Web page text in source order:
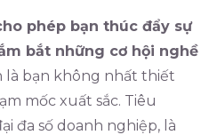
phép bạn thúc đẩy sự
bắt những cơ hội nghề
là bạn không nhất thiết
mốc xuất sắc. Tiêu
đa số doanh nghiệp, là